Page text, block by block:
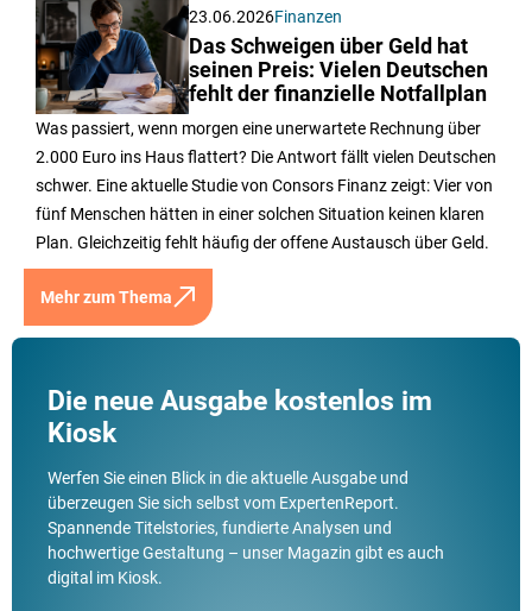
23.06.2026Finanzen
Das Schweigen über Geld hat
seinen Preis: Vielen Deutschen
fehlt der finanzielle Notfallplan
Was passiert, wenn morgen eine unerwartete Rechnung über
2.000 Euro ins Haus flattert? Die Antwort fällt vielen Deutschen
schwer. Eine aktuelle Studie von Consors Finanz zeigt: Vier von
fünf Menschen hätten in einer solchen Situation keinen klaren
Plan. Gleichzeitig fehlt häufig der offene Austausch über Geld.
Mehr zum Thema
Die neue Ausgabe kostenlos im
Kiosk
Werfen Sie einen Blick in die aktuelle Ausgabe und
überzeugen Sie sich selbst vom ExpertenReport.
Spannende Titelstories, fundierte Analysen und
hochwertige Gestaltung – unser Magazin gibt es auch
digital im Kiosk.